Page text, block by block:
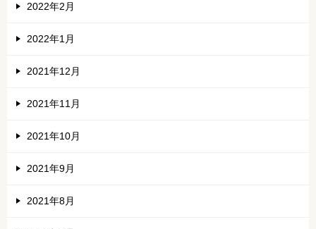
2022年2月
2022年1月
2021年12月
2021年11月
2021年10月
2021年9月
2021年8月